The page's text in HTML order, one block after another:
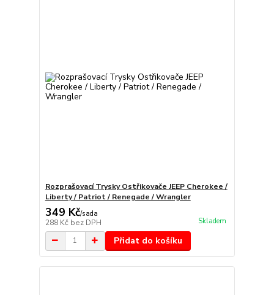
Rozprašovací Trysky Ostřikovače JEEP Cherokee /
Liberty / Patriot / Renegade / Wrangler
349 Kč/sada
288 Kč bez DPH Skladem
Přidat do košíku